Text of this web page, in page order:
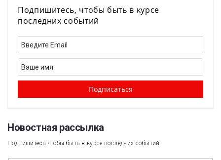
Подпишитесь, чтобы быть в курсе
последних событий
Новостная рассылка​
Подпишитесь чтобы быть в курсе последних событий